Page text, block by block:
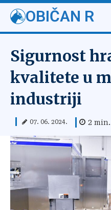
OBIČAN R
Sigurnost
kvalitete u
industriji
07. 06. 2024. 2 min.